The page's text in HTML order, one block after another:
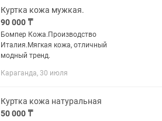
Куртка кожа мужкая.
90 000 ₸
Бомпер Кожа.Производство
Италия.Мягкая кожа, отличный
модный тренд.
Караганда, 30 июля
Куртка кожа натуральная
50 000 ₸